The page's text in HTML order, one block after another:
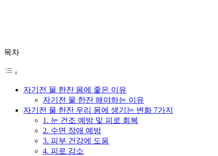
목차
자기전 물 한잔 몸에 좋은 이유
자기전 물 한잔 해야하는 이유
자기전 물 한잔 우리 몸에 생기는 변화 7가지
1. 눈 건조 예방 및 피로 회복
2. 수면 장애 예방
3. 피부 건강에 도움
4. 피로 감소